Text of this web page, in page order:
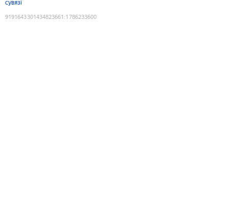
сувязі
9191643301434823661 :1786233600